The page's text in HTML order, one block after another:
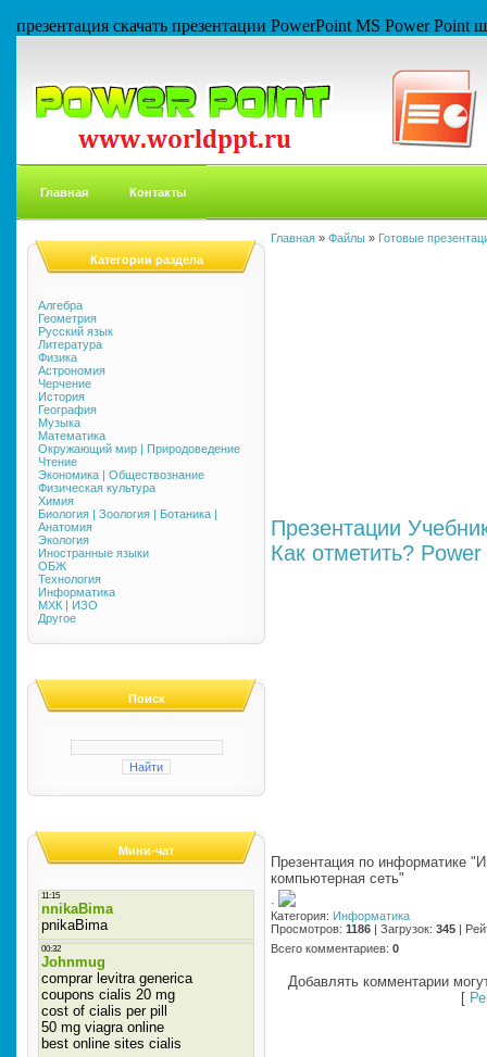
презентация скачать презентации PowerPoint MS Power
Главная Контакты
Категории раздела
Алгебра
Геометрия
Русский язык
Литература
Физика
Астрономия
Черчение
История
География
Музыка
Математика
Окружающий мир | Природоведение
Чтение
Экономика | Обществознание
Физическая культура
Химия
Биология | Зоология | Ботаника |
Анатомия
Экология
Иностранные языки
ОБЖ
Технология
Информатика
МХК | ИЗО
Другое
Поиск
Мини-чат
Главная » Файлы » Готовые
Презентации
Как отметить?
Презентация по информатике
компьютерная сеть"
·
Категория: Информатика
Просмотров: 1186 | Загрузок: 345 |
Всего комментариев: 0
Добавлять комментарии
[